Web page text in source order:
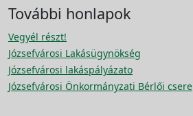
További honlapok
Vegyél részt!
Józsefvárosi Lakásügynökség
Józsefvárosi lakáspályázato
Józsefvárosi Önkormányzati Bérlői csere